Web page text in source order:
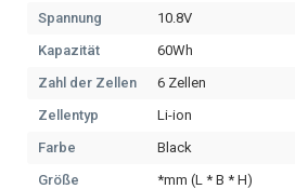
Spannung
10.8V
Kapazität
60Wh
Zahl der Zellen
6 Zellen
Zellentyp
Li-ion
Farbe
Black
Größe
*mm (L * B * H)